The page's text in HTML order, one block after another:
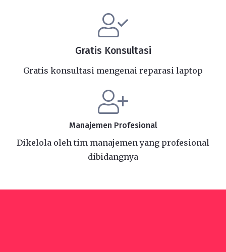
Gratis Konsultasi
Gratis konsultasi mengenai reparasi laptop
Manajemen Profesional
Dikelola oleh tim manajemen yang profesional
dibidangnya